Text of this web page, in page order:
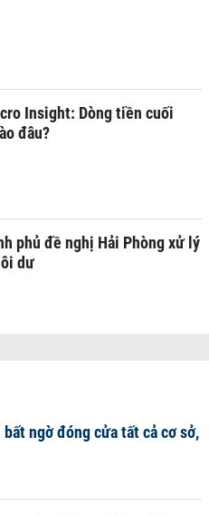
Insight: Dòng tiền cuối
đâu?
phủ đề nghị Hải Phòng xử lý
dư
ngờ đóng cửa tất cả cơ sở,